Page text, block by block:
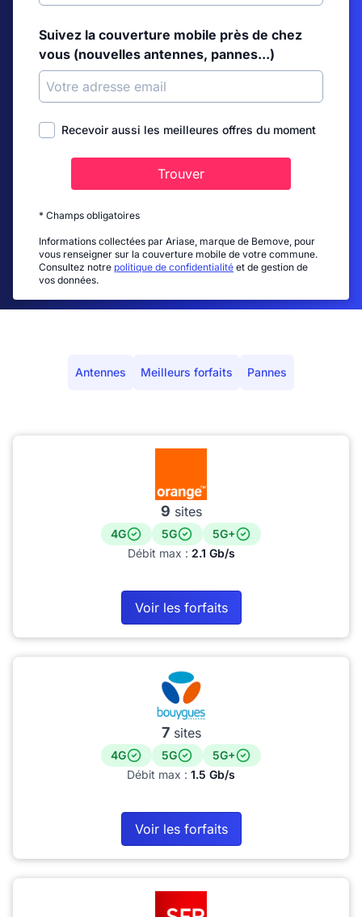
Suivez la couverture mobile près de chez
vous (nouvelles antennes, pannes...)
Recevoir aussi les meilleures offres du moment
Trouver
* Champs obligatoires
Informations collectées par Ariase, marque de Bemove, pour
vous renseigner sur la couverture mobile de votre commune.
Consultez notre politique de confidentialité et de gestion de
vos données.
Antennes Meilleurs forfaits Pannes
9 sites
4G 5G
5G+
Débit max : 2.1 Gb/s
Voir les forfaits
7sites
4G 5G
5G+
Débit max : 1.5 Gb/s
Voir les forfaits